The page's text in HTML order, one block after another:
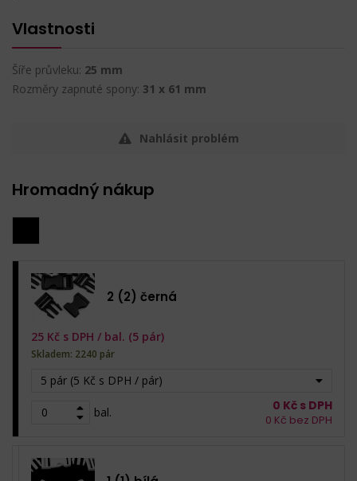
Vlastnosti
Šíře průvleku: 25 mm
Rozměry zapnuté spony: 31 x 61 mm
Nahlásit problém
Hromadný nákup
2 (2) černá
5 pár (5 Kč s DPH / pár)
bal.
25 Kč s DPH / bal. (5 pár)
Skladem: 2240 pár
0 Kč s DPH
0 Kč bez DPH